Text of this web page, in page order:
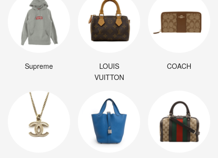
Supreme
LOUIS
VUITTON
COACH